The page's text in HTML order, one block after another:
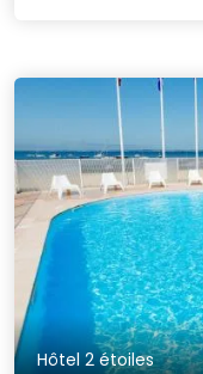
Hôtel 2 étoiles